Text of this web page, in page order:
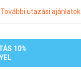
További utazási ajánlatok
10%